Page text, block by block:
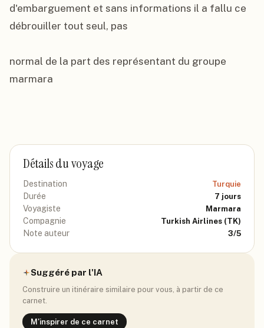
d'embarguement et sans informations il a fallu ce
débrouiller tout seul, pas
normal de la part des représentant du groupe
marmara
Détails du voyage
Destination Turquie
Durée 7 jours
Voyagiste Marmara
Compagnie Turkish Airlines (TK)
Note auteur 3/5
Suggéré par l'IA
Construire un itinéraire similaire pour vous, à partir de ce
carnet.
M'inspirer de ce carnet